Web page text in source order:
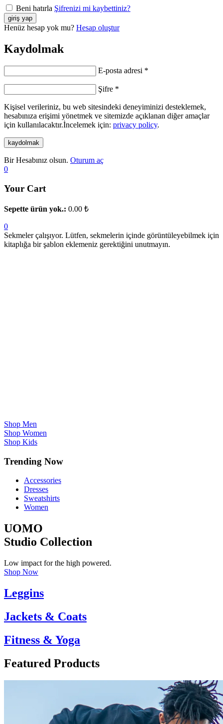
Beni hatırla Şifrenizi mi kaybettiniz?
Henüz hesap yok mu? Hesap oluştur
Kaydolmak
E-posta adresi *
Şifre *
Kişisel verileriniz, bu web sitesindeki deneyiminizi desteklemek,
hesabınıza erişimi yönetmek ve sitemizde açıklanan diğer amaçlar
için kullanılacaktır.İncelemek için: privacy policy.
kaydolmak
Bir Hesabınız olsun. Oturum aç
0
Your Cart
Sepette ürün yok.: 0.00 ₺
0
Sekmeler çalışıyor. Lütfen, sekmelerin içinde görüntüleyebilmek için
kitaplığa bir şablon eklemeniz gerektiğini unutmayın.
Shop Men
Shop Women
Shop Kids
Trending Now
Accessories
Dresses
Sweatshirts
Women
UOMO
Studio Collection
Low impact for the high powered.
Shop Now
Leggins
Jackets & Coats
Fitness & Yoga
Featured Products